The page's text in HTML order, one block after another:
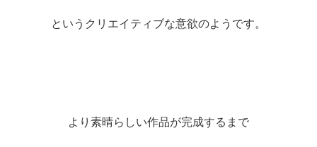
というクリエイティブな意欲のようです。
より素晴らしい作品が完成するまで